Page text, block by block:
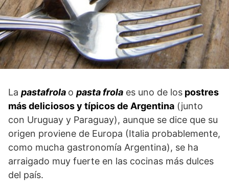
La pastafrola o pasta frola es uno de los postres
más deliciosos y típicos de Argentina (junto
con Uruguay y Paraguay), aunque se dice que su
origen proviene de Europa (Italia probablemente,
como mucha gastronomía Argentina), se ha
arraigado muy fuerte en las cocinas más dulces
del país.